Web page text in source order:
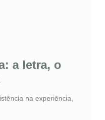
a letra, o
na experiência,